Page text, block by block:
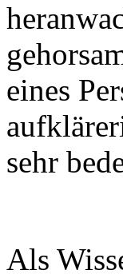
eines
sehr
Als